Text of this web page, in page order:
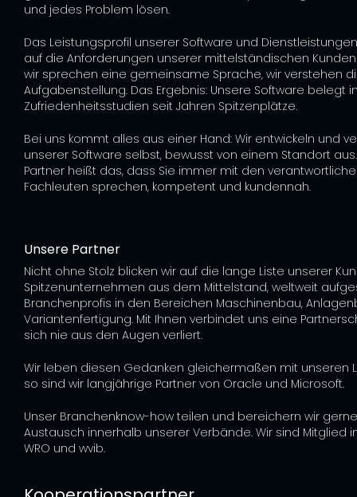
und jedes Problem lösen.
Das Leistungsprofil unserer Software und
auf die Anforderungen unserer mittelständischen
wir sprechen eine gemeinsame Sprache, wir verstehen
Aufgabenstellung. Das Ergebnis: Unsere Software belegt
Zufriedenheitsstudien seit Jahren Spitzenplätze.
Bei uns kommt alles aus einer Hand: Wir entwickeln und
unserer Software selbst, bewusst von einem Standort
Partner heißt das, dass Sie immer mit den
Fachleuten sprechen, kompetent und kundennah.
Unsere Partner
Nicht ohne Stolz blicken wir auf die lange Liste unserer
Spitzenunternehmen aus dem Mittelstand, weltweit
Branchenprofis in den Bereichen Maschinenbau,
Variantenfertigung. Mit Ihnen verbindet uns eine
sich nie aus den Augen verliert.
Wir leben diesen Gedanken gleichermaßen mit unseren
so sind wir langjährige Partner von Oracle und Microsoft.
Unser Branchenknow-how teilen und bereichern wir
Austausch innerhalb unserer Verbände. Wir sind Mitglied
WRO und wvib.